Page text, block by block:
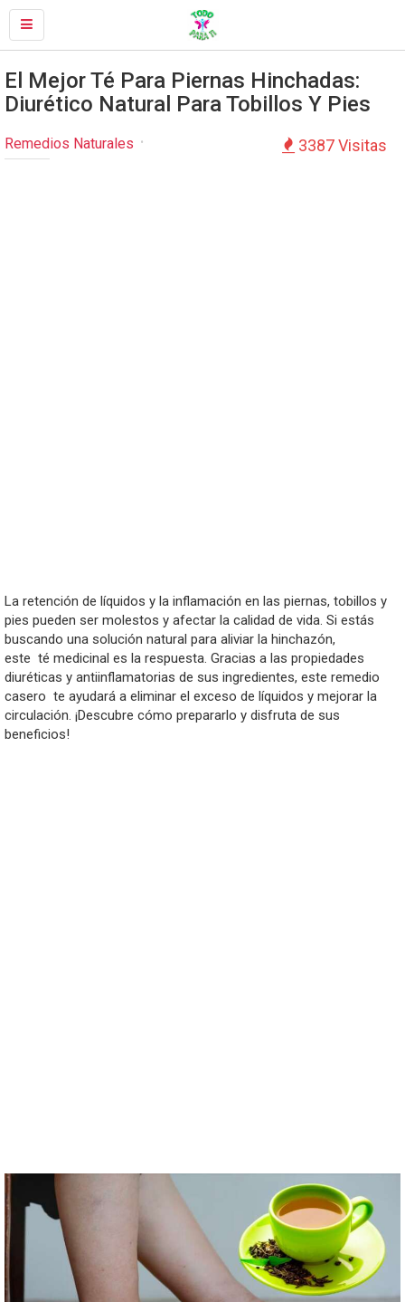
El Mejor Té Para Piernas Hinchadas:
Diurético Natural Para Tobillos Y Pies
Remedios Naturales 3387 Visitas
La retención de líquidos y la inflamación en las piernas, tobillos y
pies pueden ser molestos y afectar la calidad de vida. Si estás
buscando una solución natural para aliviar la hinchazón,
este té medicinal es la respuesta. Gracias a las propiedades
diuréticas y antiinflamatorias de sus ingredientes, este remedio
casero te ayudará a eliminar el exceso de líquidos y mejorar la
circulación. ¡Descubre cómo prepararlo y disfruta de sus
beneficios!